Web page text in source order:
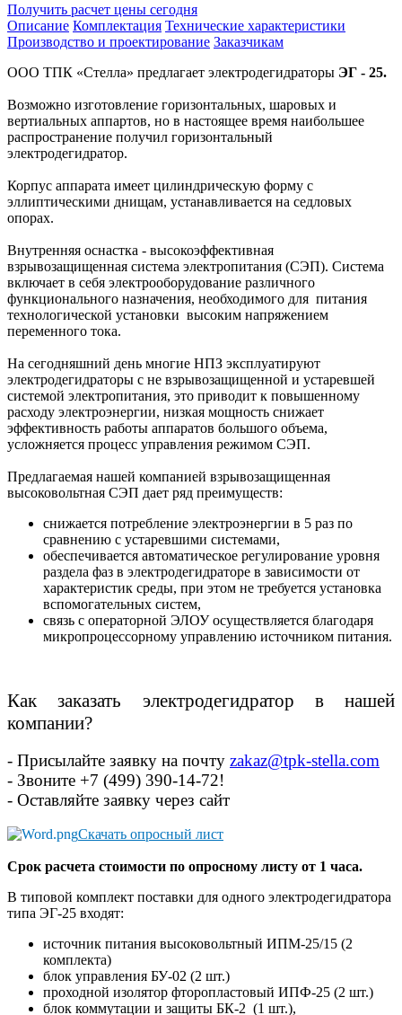
Получить расчет цены сегодня
Описание Комплектация Технические характеристики
Производство и проектирование Заказчикам
ООО ТПК «Стелла» предлагает электродегидраторы ЭГ - 25.
Возможно изготовление горизонтальных, шаровых и
вертиальных аппартов, но в настоящее время наибольшее
распространение получил горизонтальный
электродегидратор.
Корпус аппарата имеет цилиндрическую форму с
эллиптическими днищам, устанавливается на седловых
опорах.
Внутренняя оснастка - высокоэффективная
взрывозащищенная система электропитания (СЭП). Система
включает в себя электрооборудование различного
функционального назначения, необходимого для питания
технологической установки высоким напряжением
переменного тока.
На сегодняшний день многие НПЗ эксплуатируют
электродегидраторы с не взрывозащищенной и устаревшей
системой электропитания, это приводит к повышенному
расходу электроэнергии, низкая мощность снижает
эффективность работы аппаратов большого объема,
усложняется процесс управления режимом СЭП.
Предлагаемая нашей компанией взрывозащищенная
высоковольтная СЭП дает ряд преимуществ:
снижается потребление электроэнергии в 5 раз по
сравнению с устаревшими системами,
обеспечивается автоматическое регулирование уровня
раздела фаз в электродегидраторе в зависимости от
характеристик среды, при этом не требуется установка
вспомогательных систем,
связь с операторной ЭЛОУ осуществляется благодаря
микропроцессорному управлению источником питания.
Как заказать электродегидратор в нашей
компании?
- Присылайте заявку на почту zakaz@tpk-stella.com
- Звоните +7 (499) 390-14-72!
- Оставляйте заявку через сайт
Скачать опросный лист
Срок расчета стоимости по опросному листу от 1 часа.
В типовой комплект поставки для одного электродегидратора
типа ЭГ-25 входят:
источник питания высоковольтный ИПМ-25/15 (2
комплекта)
блок управления БУ-02 (2 шт.)
проходной изолятор фторопластовый ИПФ-25 (2 шт.)
блок коммутации и защиты БК-2 (1 шт.),